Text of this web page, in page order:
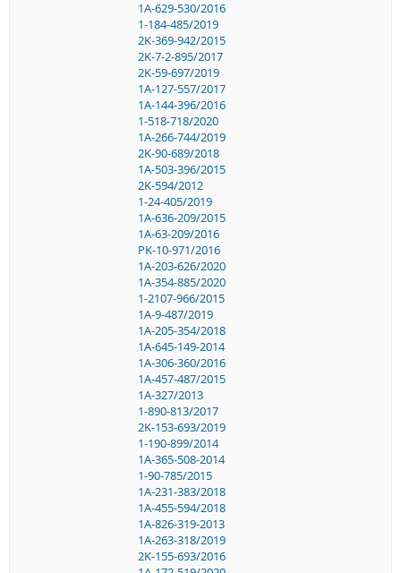
1A-629-530/2016
1-184-485/2019
2K-369-942/2015
2K-7-2-895/2017
2K-59-697/2019
1A-127-557/2017
1A-144-396/2016
1-518-718/2020
1A-266-744/2019
2K-90-689/2018
1A-503-396/2015
2K-594/2012
1-24-405/2019
1A-636-209/2015
1A-63-209/2016
PK-10-971/2016
1A-203-626/2020
1A-354-885/2020
1-2107-966/2015
1A-9-487/2019
1A-205-354/2018
1A-645-149-2014
1A-306-360/2016
1A-457-487/2015
1A-327/2013
1-890-813/2017
2K-153-693/2019
1-190-899/2014
1A-365-508-2014
1-90-785/2015
1A-231-383/2018
1A-455-594/2018
1A-826-319-2013
1A-263-318/2019
2K-155-693/2016